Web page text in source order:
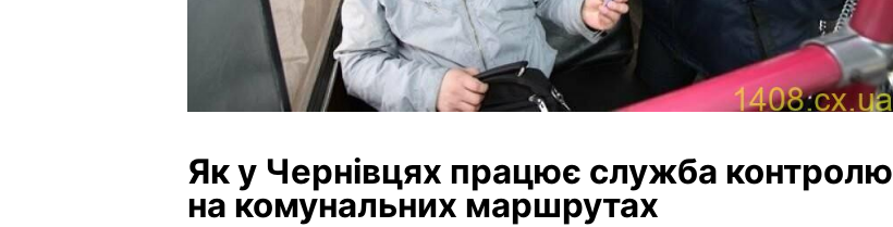
Як у Чернівцях працює служба контролю
на комунальних маршрутах